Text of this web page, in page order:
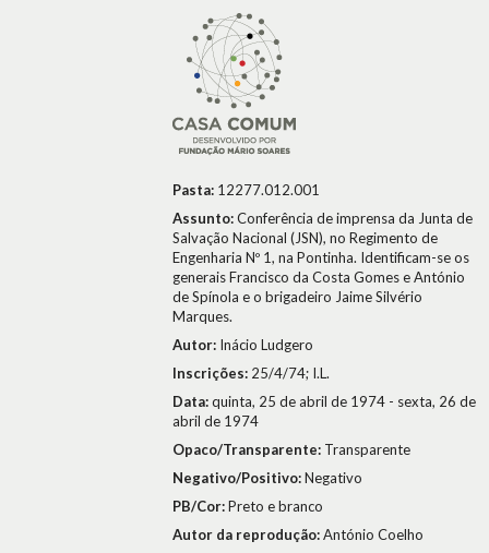
Pasta: 12277.012.001
Assunto:Conferência de imprensa da Junta de
Salvação Nacional (JSN), no Regimento de
Engenharia Nº 1, na Pontinha. Identificam-se os
generais Francisco da Costa Gomes e António
de Spínola e o brigadeiro Jaime Silvério
Marques.
Autor: Inácio Ludgero
Inscrições: 25/4/74; I.L.
Data:quinta, 25 de abril de 1974 - sexta, 26 de
abril de 1974
Opaco/Transparente: Transparente
Negativo/Positivo:Negativo
PB/Cor:Preto e branco
Autor da reprodução:António Coelho